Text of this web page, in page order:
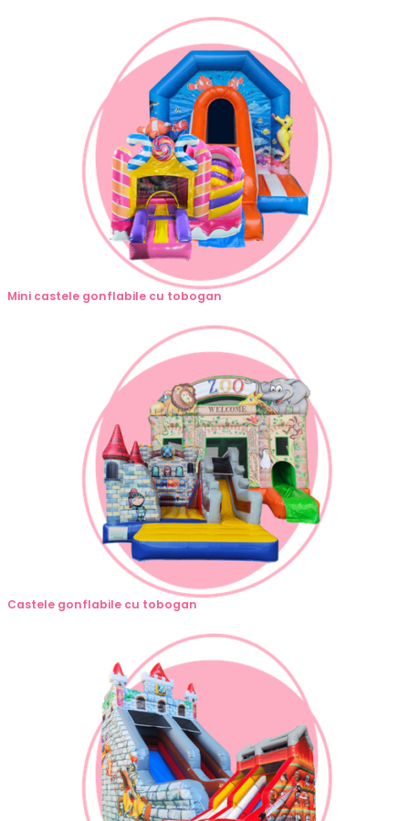
Mini castele gonflabile cu tobogan
Castele gonflabile cu tobogan